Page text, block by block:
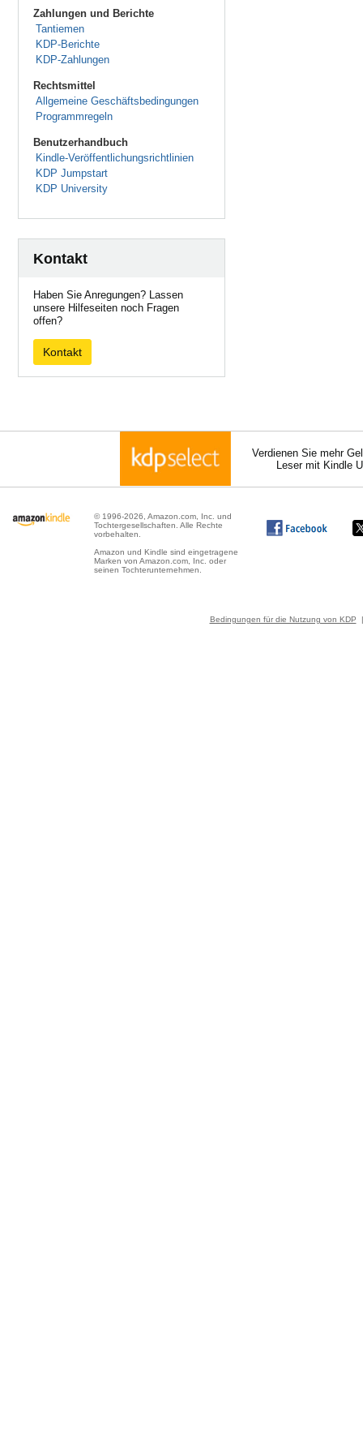
Zahlungen und Berichte
Tantiemen
KDP-Berichte
KDP-Zahlungen
Rechtsmittel
Allgemeine Geschäftsbedingungen
Programmregeln
Benutzerhandbuch
Kindle-Veröffentlichungsrichtlinien
KDP Jumpstart
KDP University
Kontakt
Haben Sie Anregungen? Lassen
unsere Hilfeseiten noch Fragen
offen?
Kontakt
Verdienen Sie mehr
Leser mit Kindle
© 1996-2026, Amazon.com, Inc. und
Tochtergesellschaften. Alle Rechte
vorbehalten.
Amazon und Kindle sind eingetragene
Marken von Amazon.com, Inc. oder
seinen Tochterunternehmen.
Bedingungen für die Nutzung von KDP